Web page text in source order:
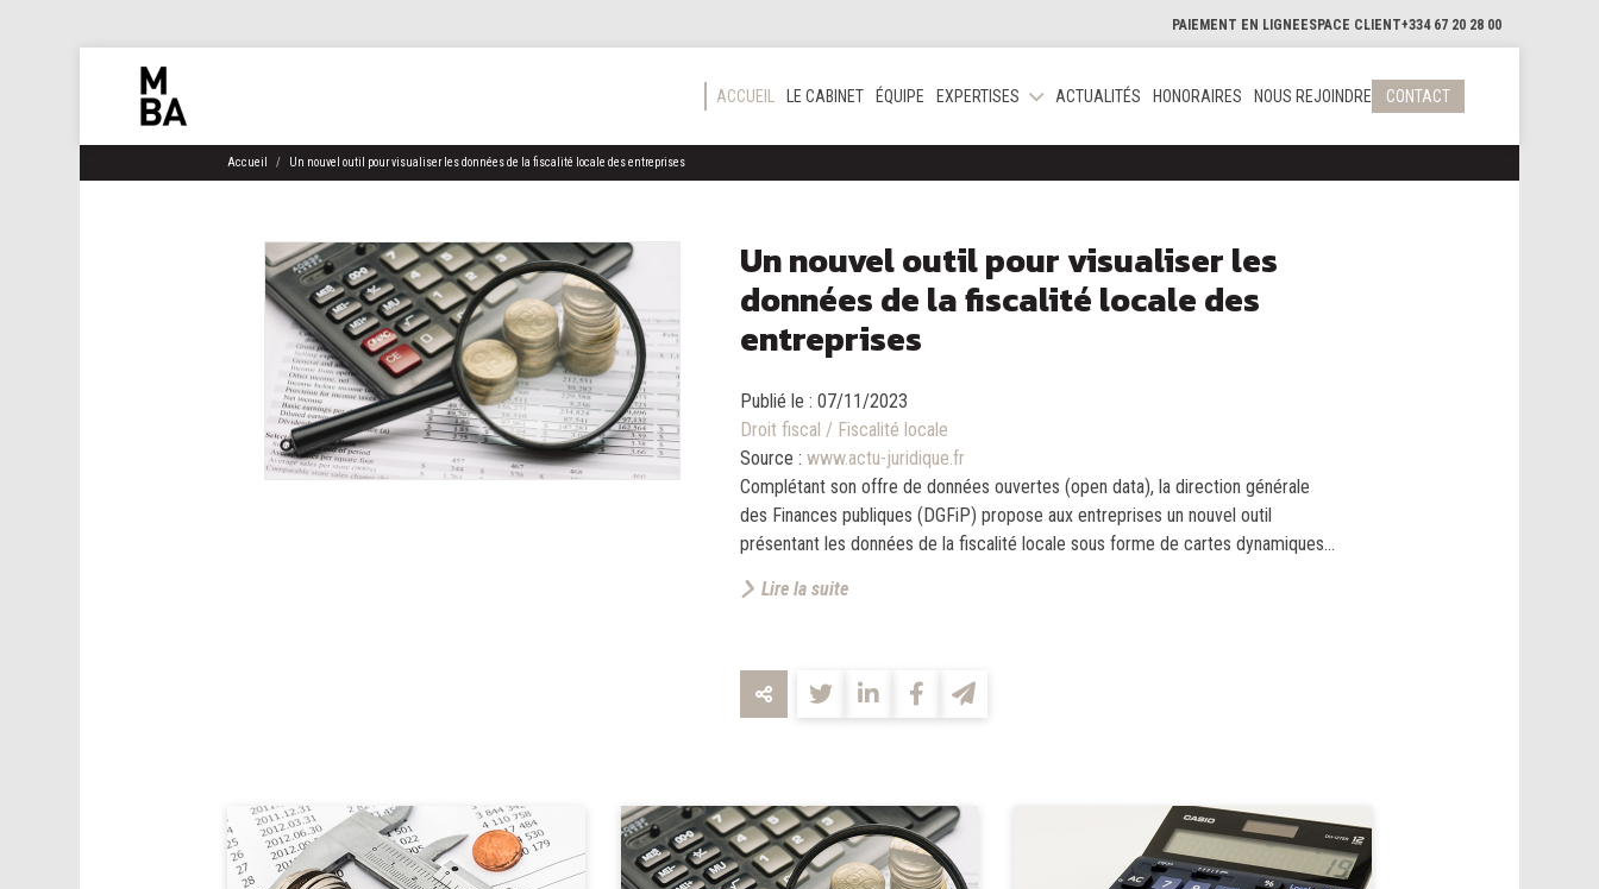
PAIEMENT EN LIGNE ESPACE CLIENT+334 67 20 28 00
ACCUEIL LE CABINET ÉQUIPE EXPERTISES ACTUALITÉS HONORAIRES NOUS REJOINDRE CONTACT
Accueil Un nouvel outil pour visualiser les données de la fiscalité locale des entreprises
Un nouvel outil pour visualiser les
données de la fiscalité locale des
entreprises
Publié le : 07/11/2023
Droit fiscal / Fiscalité locale
Source : www.actu-juridique.fr
Complétant son offre de données ouvertes (open data), la direction générale
des Finances publiques (DGFiP) propose aux entreprises un nouvel outil
présentant les données de la fiscalité locale sous forme de cartes dynamiques...
Lire la suite